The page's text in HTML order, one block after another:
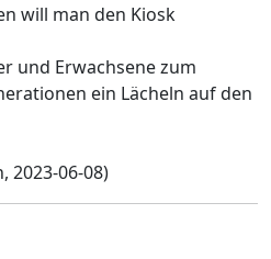
will man den Kiosk
und Erwachsene zum
ein Lächeln auf den
2023-06-08)